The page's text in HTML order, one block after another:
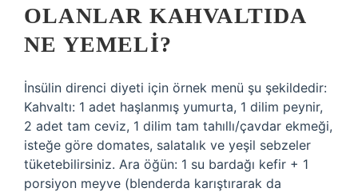
OLANLAR KAHVALTIDA
NE YEMELI?
İnsülin direnci diyeti için örnek menü şu şekildedir:
Kahvaltı: 1 adet haşlanmış yumurta, 1 dilim peynir,
2 adet tam ceviz, 1 dilim tam tahıllı/çavdar ekmeği,
isteğe göre domates, salatalık ve yeşil sebzeler
tüketebilirsiniz. Ara öğün: 1 su bardağı kefir + 1
porsiyon meyve (blenderda karıştırarak da